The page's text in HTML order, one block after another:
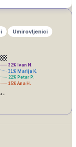
Umirovljenici
32% Ivan N.
31% Marija K.
22% Petar P.
15% Ana H.